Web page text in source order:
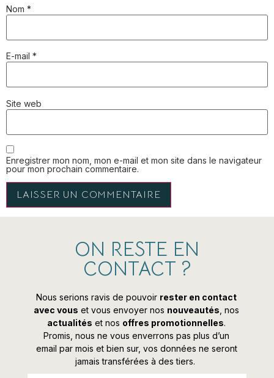
Nom *
E-mail *
Site web
Enregistrer mon nom, mon e-mail et mon site dans le navigateur
pour mon prochain commentaire.
ON RESTE EN
CONTACT ?
Nous serions ravis de pouvoir rester en contact
avec vous et vous envoyer nos nouveautés , nos
actualités et nos offres promotionnelles.
Promis, nous ne vous enverrons pas plus d’un
email par mois et bien sur, vos données ne seront
jamais transférées à des tiers.